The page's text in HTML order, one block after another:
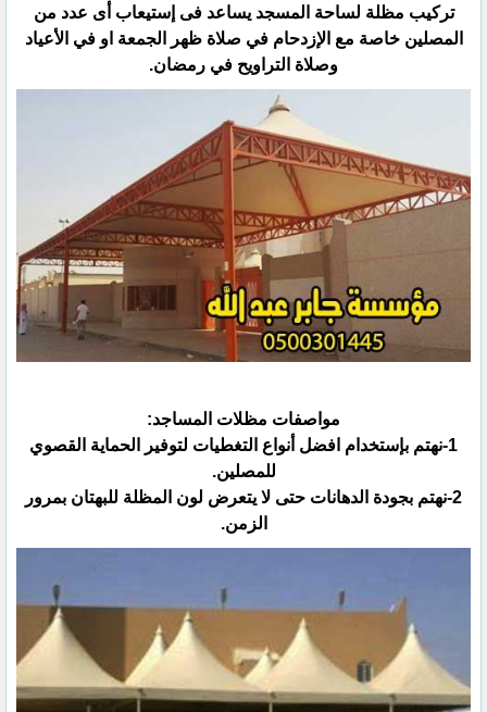
تركيب مظلة لساحة المسجد يساعد فى إستيعاب أى عدد من
المصلين خاصة مع الإزدحام في صلاة ظهر الجمعة او في الأعياد
وصلاة التراويح في رمضان.
مواصفات مظلات المساجد:
1-نهتم بإستخدام افضل أنواع التغطيات لتوفير الحماية القصوي
للمصلين.
2-نهتم بجودة الدهانات حتى لا يتعرض لون المظلة للبهتان بمرور
الزمن.